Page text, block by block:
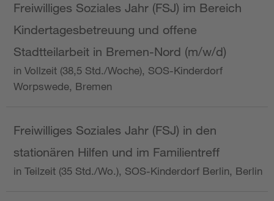
Freiwilliges Soziales Jahr (FSJ) im Bereich
Kindertagesbetreuung und offene
Stadtteilarbeit in Bremen-Nord (m/w/d)
in Vollzeit (38,5 Std./Woche), SOS-Kinderdorf
Worpswede, Bremen
Freiwilliges Soziales Jahr (FSJ) in den
stationären Hilfen und im Familientreff
in Teilzeit (35 Std./Wo.), SOS-Kinderdorf Berlin, Berlin